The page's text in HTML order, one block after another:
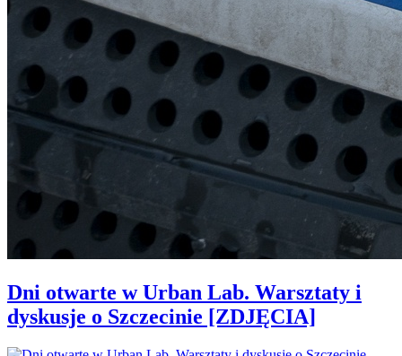
Dni otwarte w Urban Lab. Warsztaty i
dyskusje o Szczecinie [ZDJĘCIA]